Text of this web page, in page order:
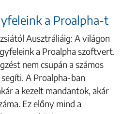
a Proalpha-t
Ausztráliáig: A világon
a Proalpha szoftvert.
nem csupán a számos
A Proalpha-ban
a kezelt mandantok, akár
Ez előny mind a